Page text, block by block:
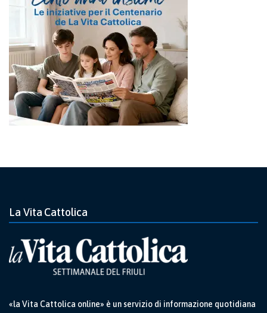
La Vita Cattolica
«la Vita Cattolica online» è un servizio di informazione quotidiana